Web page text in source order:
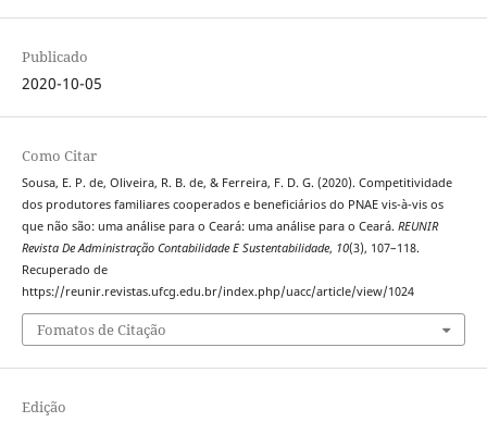
Publicado
2020-10-05
Como Citar
Sousa, E. P. de, Oliveira, R. B. de, & Ferreira, F. D. G. (2020). Competitividade
dos produtores familiares cooperados e beneficiários do PNAE vis-à-vis os
que não são: uma análise para o Ceará: uma análise para o Ceará. REUNIR
Revista De Administração Contabilidade E Sustentabilidade, 10(3), 107–118.
Recuperado de
https://reunir.revistas.ufcg.edu.br/index.php/uacc/article/view/1024
Fomatos de Citação
Edição